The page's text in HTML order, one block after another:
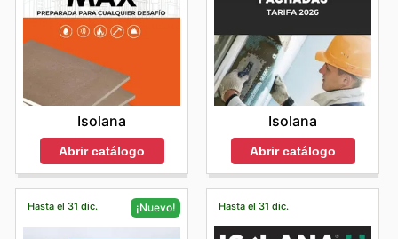
Isolana
Abrir catálogo
Isolana
Abrir catálogo
Hasta el 31 dic. ¡Nuevo! Hasta el 31 dic.